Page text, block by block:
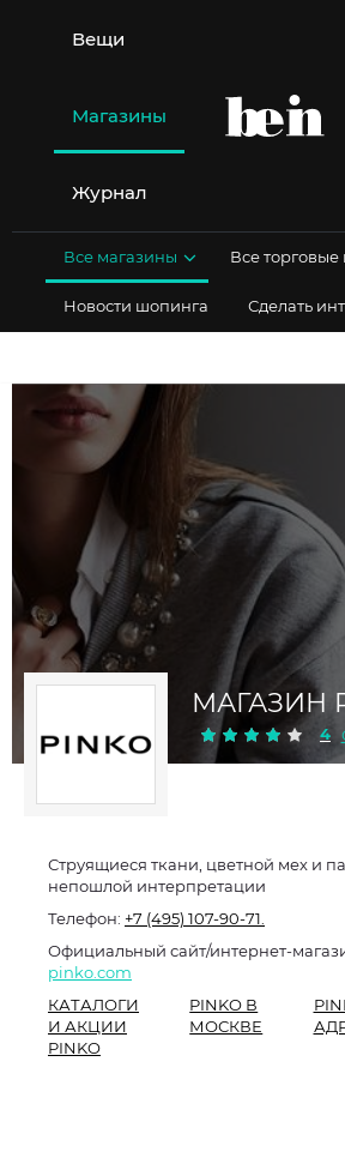
содержимому
Вещи
Магазины
Журнал
Все магазины Все торговые
Новости шопинга Сделать
МАГАЗИН
4
Струящиеся ткани, цветной мех и
непошлой интерпретации
Телефон: +7 (495) 107-90-71.
pinko.com
КАТАЛОГИ
И АКЦИИ
PINKO
PINKO В
МОСКВЕ